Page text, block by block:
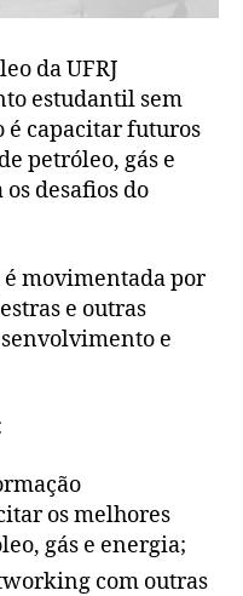
da UFRJ
estudantil sem
capacitar futuros
petróleo, gás e
desafios do
movimentada por
e outras
e
os melhores
gás e energia;
com outras